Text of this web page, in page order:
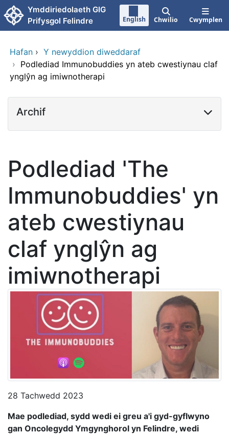
Neidio i'r prif gynnwy
Ymddiriedolaeth GIG
Prifysgol Felindre
English Chwilio Cwymplen
Hafan › Y newyddion diweddaraf
› Podlediad Immunobuddies yn ateb cwestiynau claf
ynglŷn ag imiwnotherapi
Archif
Podlediad 'The
Immunobuddies' yn
ateb cwestiynau
claf ynglŷn ag
imiwnotherapi
28 Tachwedd 2023
Mae podlediad, sydd wedi ei greu a'i gyd-gyflwyno
gan Oncolegydd Ymgynghorol yn Felindre, wedi